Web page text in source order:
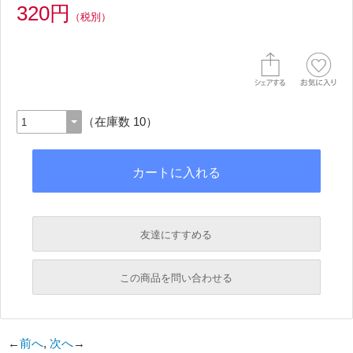
320円 （税別）
（在庫数 10）
友達にすすめる
必須
必須
この商品を問い合わせる
←前へ, 次へ→